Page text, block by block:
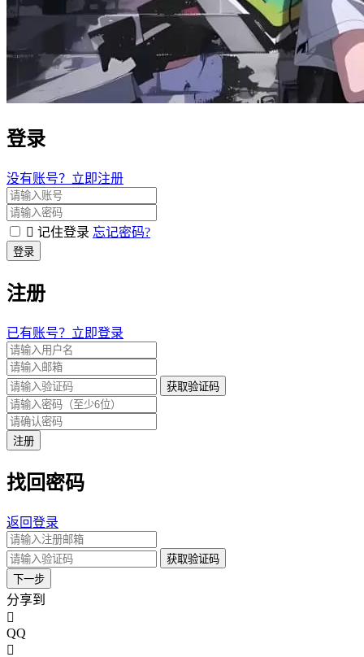
登录
没有账号？立即注册
记住登录 忘记密码?
登录
注册
已有账号？立即登录
获取验证码
注册
找回密码
返回登录
获取验证码
下一步
分享到
QQ